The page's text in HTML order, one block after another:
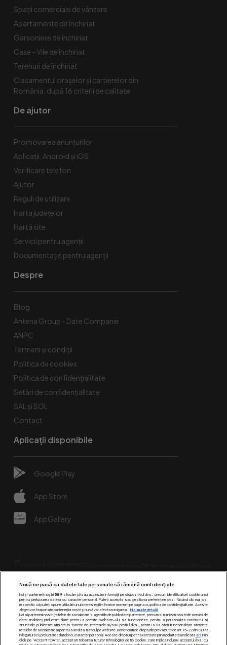
Spaţii comerciale de vânzare
Apartamente de închiriat
Garsoniere de închiriat
Case - Vile de închiriat
Terenuri de închiriat
Clasamentul orașelor și cartierelor din
România, după 16 criterii de calitate
De ajutor
Promovarea anunțurilor
Aplicații: Android și iOS
Verificare telefon
Ajutor
Reguli de utilizare
Harta județelor
Hartă site
Servicii pentru agenții
Documentație pentru agenții
Despre
Blog
Antena Group - Date Companie
ANPC
Termeni și condiții
Politica de cookies
Politica de confidențialitate
Setări de confidențialitate
SAL și SOL
Contact
Aplicații disponibile
Google Play
App Store
AppGallery
Urmărește-ne pe:
Nouă ne pasă ca datele tale personale să rămână confidențiale
Noi și partenerii noștri 589stocăm și/sau accesăm informații pe dispozitivul dvs., precum identificatorii cookie unici
pentru prelucrarea datelor cu caracter personal. Puteți accepta sau gestiona preferințele dvs. făcând clic mai jos,
respectiv vă puteți opune utilizării unui interes legitim în orice moment pe pagina cu politica de confidențialitate. Aceste
alegeri vor fi raportate partenerilor noștri și nu vă vor afecta navigarea.
Mai multe detalii
Noi si partenerii nostri (retelele de socializare si agentiile de publicitate partenere, precum si furnizorii nostri de servicii de
date analitice) prelucram date pentru a permite website-ului sa functioneze, pentru a personaliza continutul si
anunturile publicitare afisate in functie de interesele si/sau profilul dvs., pentru a va oferi functionalitati aferente
retelelor de socializare si pentru a analiza traficul pe website. Beneficiati de drepturile prevazute de art. 15-22 din GDPR
in legatura cu prelucrarea datelor cu caracter personal. Aceste drepturi pot fi exercitate prin modalitatea indicataaici. Prin
click pe “ACCEPT TOATE”, acceptati folosirea tuturor Tehnologiilor de tip Cookie, care implica inclusiv acceptul dvs. cu